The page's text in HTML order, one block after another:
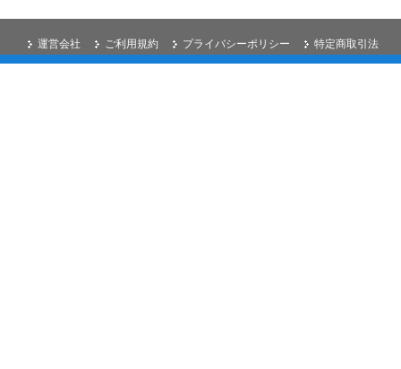
特定商取引法
プライバシーポリシー
ご利用規約
運営会社